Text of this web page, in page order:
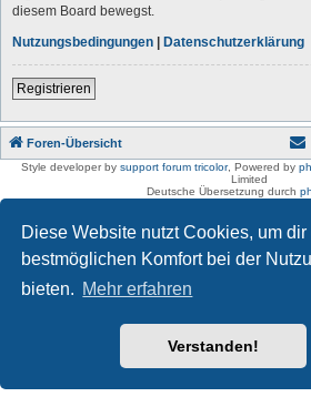
Diese Website nutzt Cookies, um dir
bestmöglichen Komfort bei der
bieten. Mehr erfahren
Verstanden!
diesem Board bewegst.
Nutzungsbedingungen | Datenschutzerklärung
Registrieren
Foren-Übersicht
Style developer by support forum tricolor, Powered by
Limited
Deutsche Übersetzung durch
Impressum und